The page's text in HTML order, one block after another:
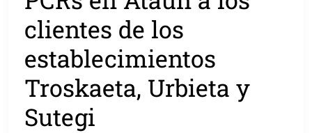
clientes de los
establecimientos
Troskaeta, Urbieta y
Sutegi